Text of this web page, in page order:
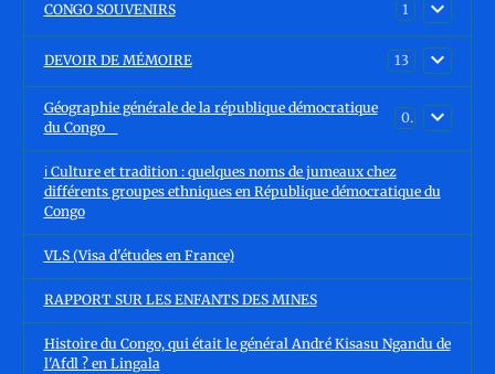
CONGO SOUVENIRS 1
DEVOIR DE MÉMOIRE 13
Géographie générale de la république démocratique
du Congo
0
ℹ️ Culture et tradition : quelques noms de jumeaux chez
différents groupes ethniques en République démocratique du
Congo
VLS (Visa d'études en France)
RAPPORT SUR LES ENFANTS DES MINES
Histoire du Congo, qui était le général André Kisasu Ngandu de
l'Afdl ? en Lingala